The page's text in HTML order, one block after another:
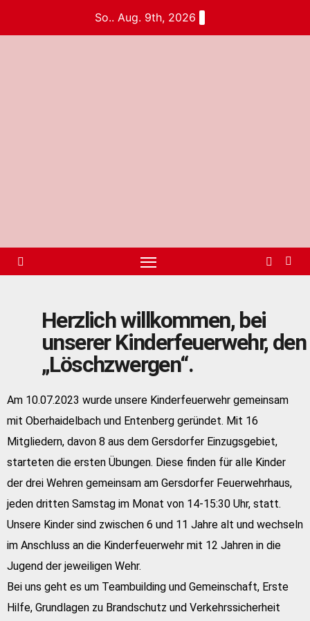
So.. Aug. 9th, 2026
Herzlich willkommen, bei
unserer Kinderfeuerwehr, den
„Löschzwergen“.
Am 10.07.2023 wurde unsere Kinderfeuerwehr gemeinsam
mit Oberhaidelbach und Entenberg geründet. Mit 16
Mitgliedern, davon 8 aus dem Gersdorfer Einzugsgebiet,
starteten die ersten Übungen. Diese finden für alle Kinder
der drei Wehren gemeinsam am Gersdorfer Feuerwehrhaus,
jeden dritten Samstag im Monat von 14-15:30 Uhr, statt.
Unsere Kinder sind zwischen 6 und 11 Jahre alt und wechseln
im Anschluss an die Kinderfeuerwehr mit 12 Jahren in die
Jugend der jeweiligen Wehr.
Bei uns geht es um Teambuilding und Gemeinschaft, Erste
Hilfe, Grundlagen zu Brandschutz und Verkehrssicherheit